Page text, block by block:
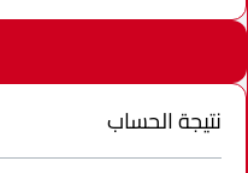
نتيجة الحساب